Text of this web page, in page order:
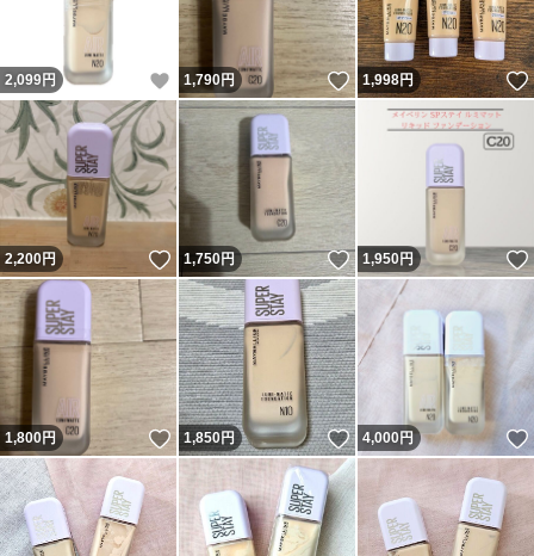
2,099円 いいね！
1,790円 いいね！
1,998円
2,200円 いいね！
1,750円 いいね！
1,950円
1,800円 いいね！
1,850円 いいね！
4,000円